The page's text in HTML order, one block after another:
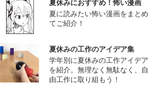
夏休みにおすすめ！怖い漫画
夏に読みたい怖い漫画をまとめ
てご紹介！
夏休みの工作のアイデア集
学年別に夏休みの工作アイデア
を紹介。無理なく無駄なく、自
由工作に取り組もう！